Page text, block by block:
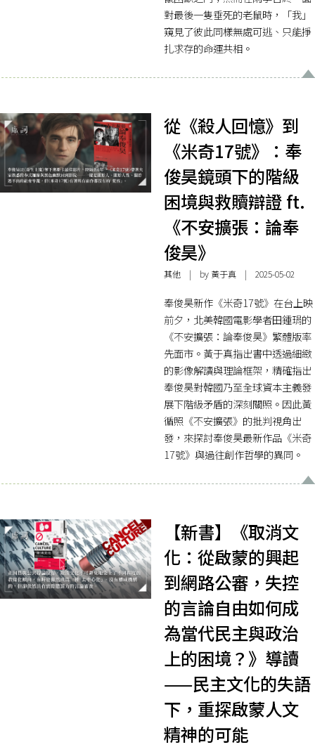
對最後一隻垂死的老鼠時，「我」
窺見了彼此同樣無處可逃、只能掙
扎求存的命運共相。
從《殺人回憶》到
《米奇17號》：奉
俊昊鏡頭下的階級
困境與救贖辯證 ft.
《不安擴張：論奉
俊昊》
其他| by 黃于真 | 2025-05-02
奉俊昊新作《米奇17號》在台上映
前夕，北美韓國電影學者田鍾琄的
《不安擴張：論奉俊昊》繁體版率
先面市。黃于真指出書中透過細緻
的影像解讀與理論框架，精確指出
奉俊昊對韓國乃至全球資本主義發
展下階級矛盾的深刻關照。因此黃
循照《不安擴張》的批判視角出
發，來探討奉俊昊最新作品《米奇
17號》與過往創作哲學的異同。
【新書】《取消文
化：從啟蒙的興起
到網路公審，失控
的言論自由如何成
為當代民主與政治
上的困境？》導讀
——民主文化的失語
下，重探啟蒙人文
精神的可能